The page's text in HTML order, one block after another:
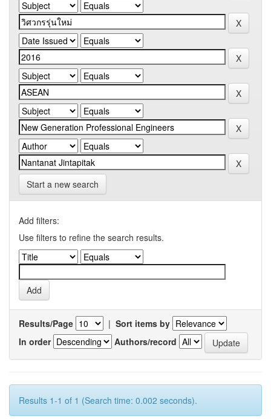
Start a new search
Add filters:
Use filters to refine the search results.
Results/Page | Sort items by
In order
Authors/record
Results 1-1 of 1 (Search time: 0.002 seconds).